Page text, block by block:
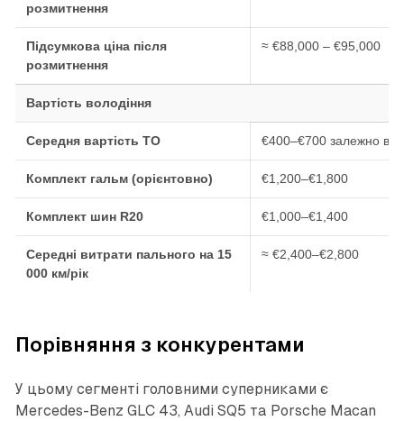
розмитнення
Підсумкова ціна після
розмитнення
≈ €88,000 – €95,000
Вартість володіння
Середня вартість ТО €400–€700 залежно від
Комплект гальм (орієнтовно) €1,200–€1,800
Комплект шин R20 €1,000–€1,400
Середні витрати пального на 15
000 км/рік
≈ €2,400–€2,800
Порівняння з конкурентами
У цьому сегменті головними суперниками є
Mercedes-Benz GLC 43, Audi SQ5 та Porsche Macan